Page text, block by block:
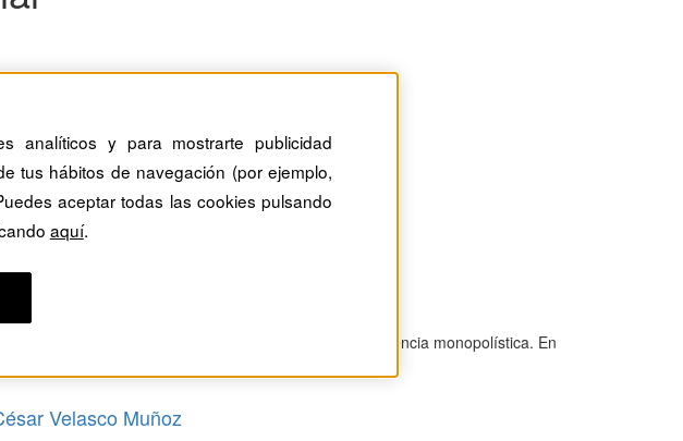
de un debate inacabable
acerca de su naturaleza colaborativa o de competencia monopolística. En
Velasco Muñoz
analíticos y para mostrarte publicidad
tus hábitos de navegación (por ejemplo,
aceptar todas las cookies pulsando
aquí.